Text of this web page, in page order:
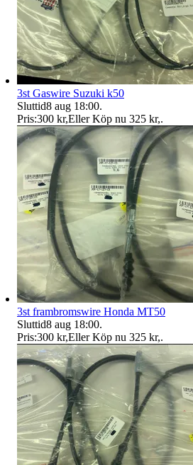
3st Gaswire Suzuki k50
Sluttid8 aug 18:00.
Pris:300 kr,Eller Köp nu 325 kr,.
3st frambromswire Honda MT50
Sluttid8 aug 18:00.
Pris:300 kr,Eller Köp nu 325 kr,.